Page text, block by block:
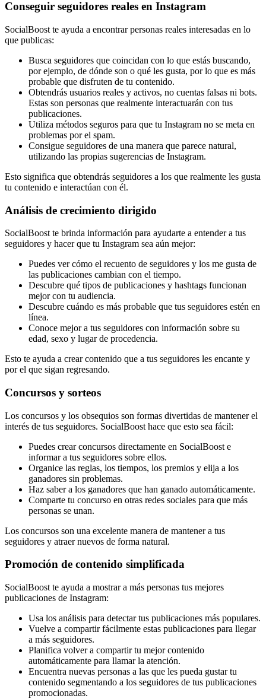
Conseguir seguidores reales en Instagram
SocialBoost te ayuda a encontrar personas reales interesadas en lo
que publicas:
Busca seguidores que coincidan con lo que estás buscando,
por ejemplo, de dónde son o qué les gusta, por lo que es más
probable que disfruten de tu contenido.
Obtendrás usuarios reales y activos, no cuentas falsas ni bots.
Estas son personas que realmente interactuarán con tus
publicaciones.
Utiliza métodos seguros para que tu Instagram no se meta en
problemas por el spam.
Consigue seguidores de una manera que parece natural,
utilizando las propias sugerencias de Instagram.
Esto significa que obtendrás seguidores a los que realmente les gusta
tu contenido e interactúan con él.
Análisis de crecimiento dirigido
SocialBoost te brinda información para ayudarte a entender a tus
seguidores y hacer que tu Instagram sea aún mejor:
Puedes ver cómo el recuento de seguidores y los me gusta de
las publicaciones cambian con el tiempo.
Descubre qué tipos de publicaciones y hashtags funcionan
mejor con tu audiencia.
Descubre cuándo es más probable que tus seguidores estén en
línea.
Conoce mejor a tus seguidores con información sobre su
edad, sexo y lugar de procedencia.
Esto te ayuda a crear contenido que a tus seguidores les encante y
por el que sigan regresando.
Concursos y sorteos
Los concursos y los obsequios son formas divertidas de mantener el
interés de tus seguidores. SocialBoost hace que esto sea fácil:
Puedes crear concursos directamente en SocialBoost e
informar a tus seguidores sobre ellos.
Organice las reglas, los tiempos, los premios y elija a los
ganadores sin problemas.
Haz saber a los ganadores que han ganado automáticamente.
Comparte tu concurso en otras redes sociales para que más
personas se unan.
Los concursos son una excelente manera de mantener a tus
seguidores y atraer nuevos de forma natural.
Promoción de contenido simplificada
SocialBoost te ayuda a mostrar a más personas tus mejores
publicaciones de Instagram:
Usa los análisis para detectar tus publicaciones más populares.
Vuelve a compartir fácilmente estas publicaciones para llegar
a más seguidores.
Planifica volver a compartir tu mejor contenido
automáticamente para llamar la atención.
Encuentra nuevas personas a las que les pueda gustar tu
contenido segmentando a los seguidores de tus publicaciones
promocionadas.